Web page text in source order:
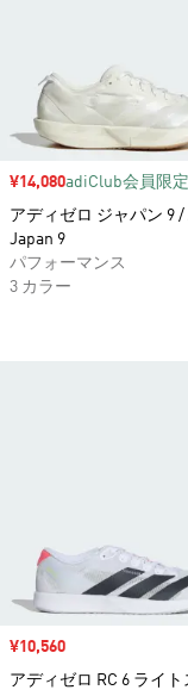
セール価格
¥14,080adiClub会員限定
アディゼロ ジャパン 9 /
Japan 9
パフォーマンス
3 カラー
セール価格
¥10,560
アディゼロ RC 6 ライト